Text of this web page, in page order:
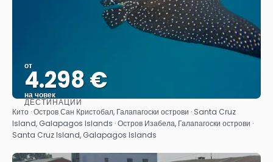
от
4.298 €
на човек
Вижте
ДЕСТИНАЦИИ
Кито · Остров Сан Кристобал, Галапагоски острови · Santa Cruz
Island, Galapagos Islands · Остров Изабела, Галапагоски острови ·
Santa Cruz Island, Galapagos Islands